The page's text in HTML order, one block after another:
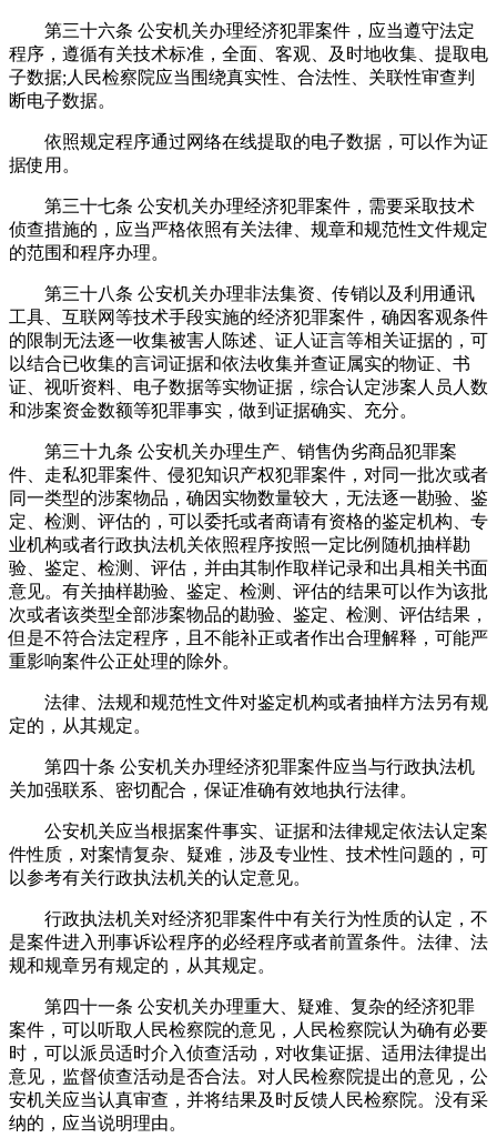
第三十六条 公安机关办理经济犯罪案件，应当遵守法定
程序，遵循有关技术标准，全面、客观、及时地收集、提取电
子数据;人民检察院应当围绕真实性、合法性、关联性审查判
断电子数据。
依照规定程序通过网络在线提取的电子数据，可以作为证
据使用。
第三十七条 公安机关办理经济犯罪案件，需要采取技术
侦查措施的，应当严格依照有关法律、规章和规范性文件规定
的范围和程序办理。
第三十八条 公安机关办理非法集资、传销以及利用通讯
工具、互联网等技术手段实施的经济犯罪案件，确因客观条件
的限制无法逐一收集被害人陈述、证人证言等相关证据的，可
以结合已收集的言词证据和依法收集并查证属实的物证、书
证、视听资料、电子数据等实物证据，综合认定涉案人员人数
和涉案资金数额等犯罪事实，做到证据确实、充分。
第三十九条 公安机关办理生产、销售伪劣商品犯罪案
件、走私犯罪案件、侵犯知识产权犯罪案件，对同一批次或者
同一类型的涉案物品，确因实物数量较大，无法逐一勘验、鉴
定、检测、评估的，可以委托或者商请有资格的鉴定机构、专
业机构或者行政执法机关依照程序按照一定比例随机抽样勘
验、鉴定、检测、评估，并由其制作取样记录和出具相关书面
意见。有关抽样勘验、鉴定、检测、评估的结果可以作为该批
次或者该类型全部涉案物品的勘验、鉴定、检测、评估结果，
但是不符合法定程序，且不能补正或者作出合理解释，可能严
重影响案件公正处理的除外。
法律、法规和规范性文件对鉴定机构或者抽样方法另有规
定的，从其规定。
第四十条 公安机关办理经济犯罪案件应当与行政执法机
关加强联系、密切配合，保证准确有效地执行法律。
公安机关应当根据案件事实、证据和法律规定依法认定案
件性质，对案情复杂、疑难，涉及专业性、技术性问题的，可
以参考有关行政执法机关的认定意见。
行政执法机关对经济犯罪案件中有关行为性质的认定，不
是案件进入刑事诉讼程序的必经程序或者前置条件。法律、法
规和规章另有规定的，从其规定。
第四十一条 公安机关办理重大、疑难、复杂的经济犯罪
案件，可以听取人民检察院的意见，人民检察院认为确有必要
时，可以派员适时介入侦查活动，对收集证据、适用法律提出
意见，监督侦查活动是否合法。对人民检察院提出的意见，公
安机关应当认真审查，并将结果及时反馈人民检察院。没有采
纳的，应当说明理由。